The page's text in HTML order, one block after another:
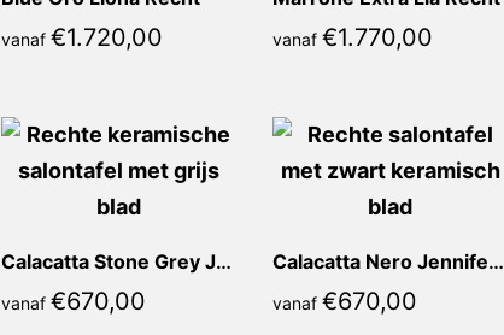
vanaf €1.720,00 vanaf €1.770,00
Calacatta Stone Grey Jennifer Recht
vanaf €670,00
Calacatta Nero Jennifer Recht
vanaf €670,00